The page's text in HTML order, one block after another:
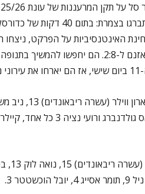
– וסיפקו עוד כמה הוכחות מדוע הן התברגו
האינטנסיביות על הפרקט, ניצחו
נר 67:72 באולם ברמז – ושיפרו את מאזנם ל-2:8. הם יחפשו
נויוביץ' וקיידן שדריק 8 כל אחד, לוקאס גולדנברג